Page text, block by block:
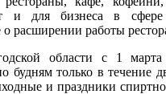
и для бизнеса в сфере
расширении работы
области с 1 марта
будням только в течение
и праздники